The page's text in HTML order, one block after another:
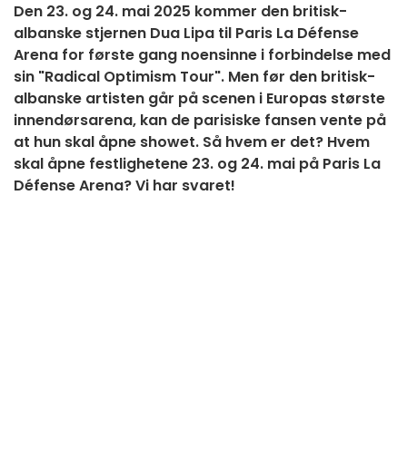
Den 23. og 24. mai 2025 kommer den britisk-
albanske stjernen Dua Lipa til Paris La Défense
Arena for første gang noensinne i forbindelse med
sin "Radical Optimism Tour". Men før den britisk-
albanske artisten går på scenen i Europas største
innendørsarena, kan de parisiske fansen vente på
at hun skal åpne showet. Så hvem er det? Hvem
skal åpne festlighetene 23. og 24. mai på Paris La
Défense Arena? Vi har svaret!